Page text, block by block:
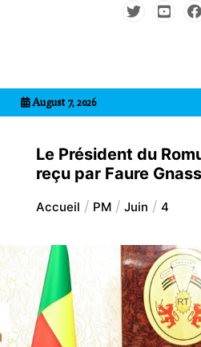
August 7, 2026
Le Président du
reçu par Faure
Accueil PM Juin 4